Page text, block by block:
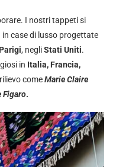
I nostri tappeti si
case di lusso progettate
Parigi, negliStati Uniti.
in Italia, Francia,
comeMarie Claire
Figaro.